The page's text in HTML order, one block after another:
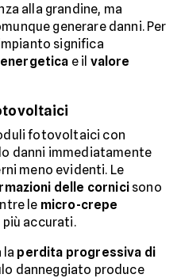
alla grandine, ma
generare danni. Per
significa
e il valore
fotovoltaici con
danni immediatamente
meno evidenti. Le
delle cornicisono
le micro-crepe
accurati.
la perdita progressiva di
danneggiato produce